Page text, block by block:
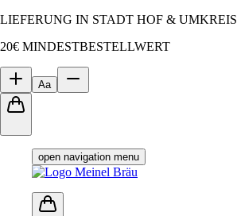
LIEFERUNG IN STADT HOF & UMKREIS
20€ MINDESTBESTELLWERT
Aa
open navigation menu